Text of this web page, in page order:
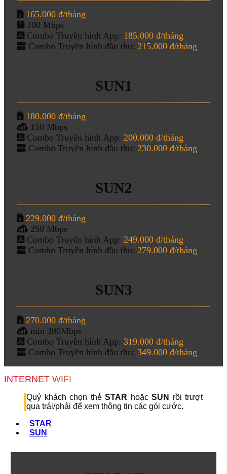
165.000 đ/tháng
100 Mbps
Combo Truyền hình App: 185.000 đ/tháng
Combo Truyền hình đầu thu: 215.000 đ/tháng
SUN1
180.000 đ/tháng
150 Mbps
Combo Truyền hình App: 200.000 đ/tháng
Combo Truyền hình đầu thu: 230.000 đ/tháng
SUN2
229.000 đ/tháng
250 Mbps
Combo Truyền hình App: 249.000 đ/tháng
Combo Truyền hình đầu thu: 279.000 đ/tháng
SUN3
270.000 đ/tháng
min 300Mbps
Combo Truyền hình App: 319.000 đ/tháng
Combo Truyền hình đầu thu: 349.000 đ/tháng
INTERNET WIFI
Quý khách chọn thẻ STAR hoặc SUN
rồi trượt
qua trái/phải để xem thông tin các gói cước.
STAR
SUN